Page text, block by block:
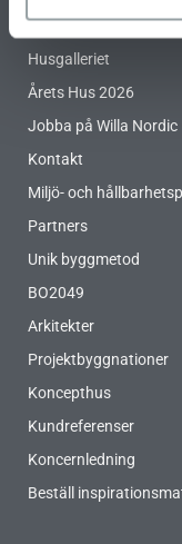
Integritetspolicy
Husgalleriet
Årets Hus 2026
Jobba på Willa Nordic
Kontakt
Miljö- och
Partners
Unik byggmetod
BO2049
Arkitekter
Projektbyggnationer
Koncepthus
Kundreferenser
Koncernledning
Beställ